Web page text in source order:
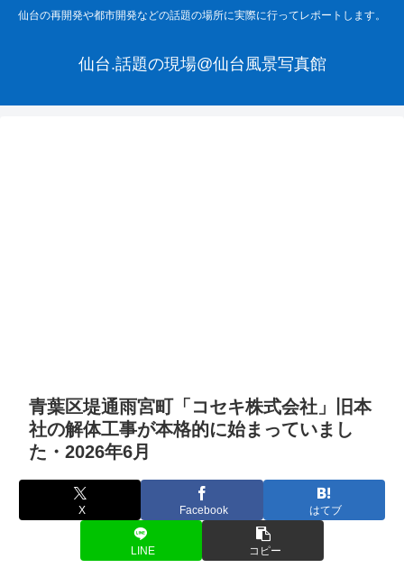
仙台の再開発や都市開発などの話題の場所に実際に行ってレポートします。
仙台.話題の現場@仙台風景写真館
青葉区堤通雨宮町「コセキ株式会社」旧本
社の解体工事が本格的に始まっていまし
た・2026年6月
X Facebook はてブ
LINE コピー